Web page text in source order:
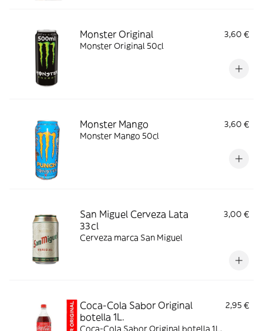
Monster Original
3,60 €
Monster Original 50cl
Monster Mango
3,60 €
Monster Mango 50cl
San Miguel Cerveza Lata
33cl
3,00 €
Cerveza marca San Miguel
Coca-Cola Sabor Original
botella 1L.
2,95 €
Coca-Cola Sabor Original botella 1L.